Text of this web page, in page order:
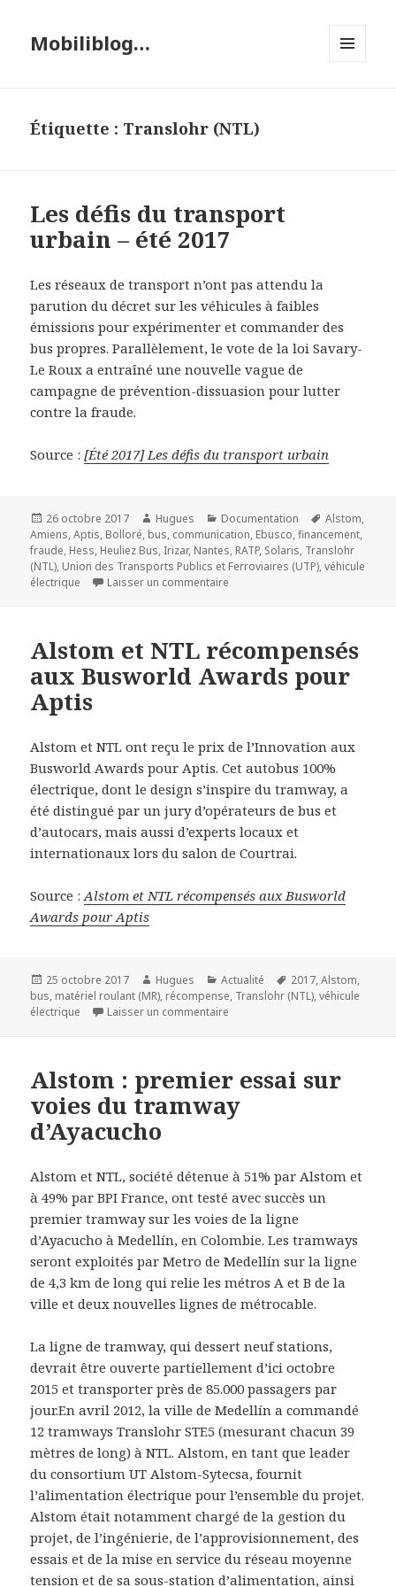
Mobiliblog…
Étiquette : Translohr (NTL)
Les défis du transport
urbain – été 2017
Les réseaux de transport n’ont pas attendu la
parution du décret sur les véhicules à faibles
émissions pour expérimenter et commander des
bus propres. Parallèlement, le vote de la loi Savary-
Le Roux a entraîné une nouvelle vague de
campagne de prévention-dissuasion pour lutter
contre la fraude.
Source :[Été 2017] Les défis du transport urbain
Publié
le
26 octobre 2017 Auteur
Hugues Catégories
Documentation
Mots-
clés
Alstom,
Amiens,Aptis, Bolloré, bus, communication, Ebusco,financement,
fraude, Hess, Heuliez Bus, Irizar, Nantes, RATP, Solaris, Translohr
(NTL), Union des Transports Publics et Ferroviaires (UTP),véhicule
électrique
Laisser un commentaire
Alstom et NTL récompensés
aux Busworld Awards pour
Aptis
Alstom et NTL ont reçu le prix de l’Innovation aux
Busworld Awards pour Aptis. Cet autobus 100%
électrique, dont le design s’inspire du tramway, a
été distingué par un jury d’opérateurs de bus et
d’autocars, mais aussi d’experts locaux et
internationaux lors du salon de Courtrai.
Source :Alstom et NTL récompensés aux Busworld
Awards pour Aptis
Publié
le
25 octobre 2017 Auteur
Hugues Catégories
Actualité
Mots-
clés
2017,Alstom,
bus, matériel roulant (MR), récompense, Translohr (NTL),véhicule
électrique
Laisser un commentaire
Alstom : premier essai sur
voies du tramway
d’Ayacucho
Alstom et NTL, société détenue à 51% par Alstom et
à 49% par BPI France, ont testé avec succès un
premier tramway sur les voies de la ligne
d’Ayacucho à Medellín, en Colombie. Les tramways
seront exploités par Metro de Medellín sur la ligne
de 4,3 km de long qui relie les métros A et B de la
ville et deux nouvelles lignes de métrocable.
La ligne de tramway, qui dessert neuf stations,
devrait être ouverte partiellement d’ici octobre
2015 et transporter près de 85.000 passagers par
jour.En avril 2012, la ville de Medellín a commandé
12 tramways Translohr STE5 (mesurant chacun 39
mètres de long) à NTL. Alstom, en tant que leader
du consortium UT Alstom-Sytecsa, fournit
l’alimentation électrique pour l’ensemble du projet.
Alstom était notamment chargé de la gestion du
projet, de l’ingénierie, de l’approvisionnement, des
essais et de la mise en service du réseau moyenne
tension et de sa sous-station d’alimentation, ainsi